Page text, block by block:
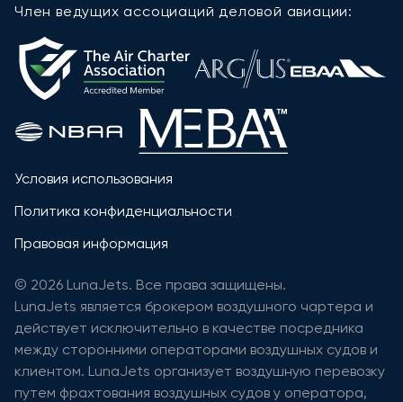
Член ведущих ассоциаций деловой авиации:
Условия использования
Политика конфиденциальности
Правовая информация
© 2026 LunaJets. Все права защищены.
LunaJets является брокером воздушного чартера и
действует исключительно в качестве посредника
между сторонними операторами воздушных судов и
клиентом. LunaJets организует воздушную перевозку
путем фрахтования воздушных судов у оператора,